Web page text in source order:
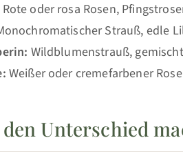
Rote oder rosa Rosen,
Strauß, edle
Wildblumenstrauß,
Weißer oder cremefarbener
Unterschied